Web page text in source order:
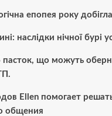
епопея року
наслідки нічної бурі
що можуть
Ellen помогает
общения